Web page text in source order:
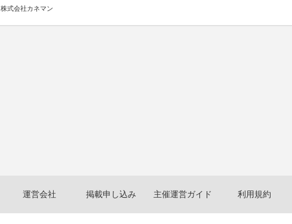
株式会社カネマン
運営会社 掲載申し込み 主催運営ガイド 利用規約